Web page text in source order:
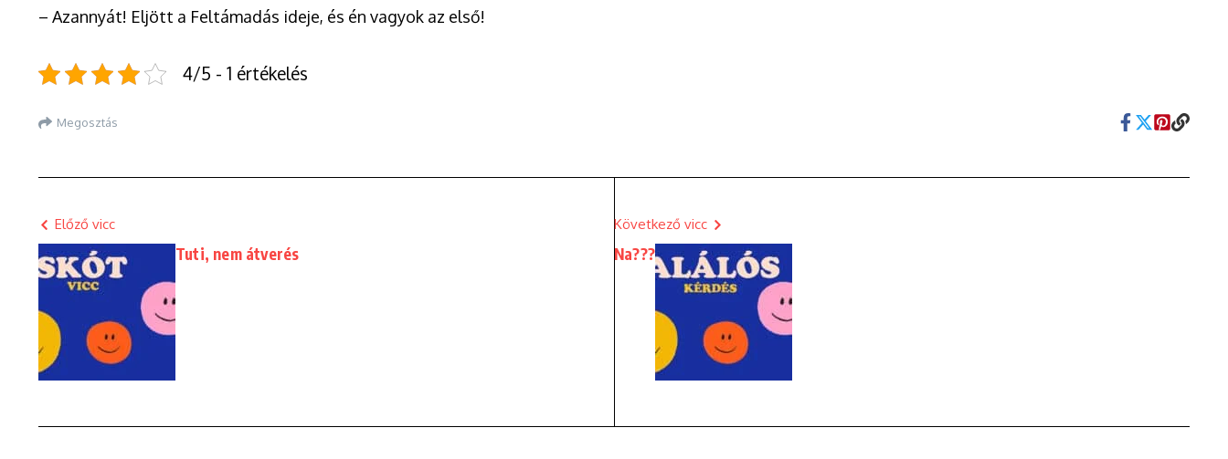
– Azannyát! Eljött a Feltámadás ideje, és én vagyok az első!
4/5 - 1 értékelés
Megosztás
Előző vicc
Tuti, nem átverés
Következő vicc
Na???